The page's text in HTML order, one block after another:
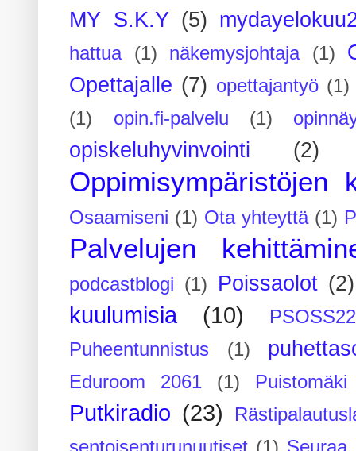
MY S.K.Y (5)
hattua (1) näkemysjohtaja (1)
Opettajalle (7) opettajantyö (1)
(1)
opin.fi-palvelu (1)
opiskeluhyvinvointi (2)
Oppimisympäristöjen
Osaamiseni (1) Ota yhteyttä (1)
Palvelujen
podcastblogi (1) Poissaolot (2)
kuulumisia (10)
Puheentunnistus
(1)
Eduroom 2061 (1)
Putkiradio (23)